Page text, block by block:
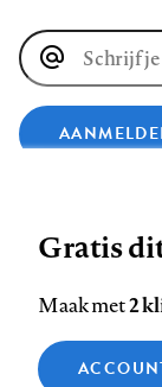
E-
op
op
Contact Colofon
Zie onze cookie
Gratis
Maak met2